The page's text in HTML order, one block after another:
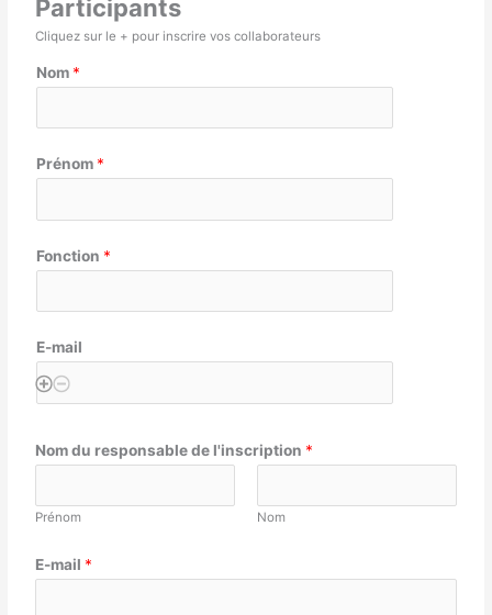
Participants
Cliquez sur le + pour inscrire vos collaborateurs
Nom *
Prénom *
Fonction *
E-mail
Nom du responsable de l'inscription *
Prénom Nom
E-mail *